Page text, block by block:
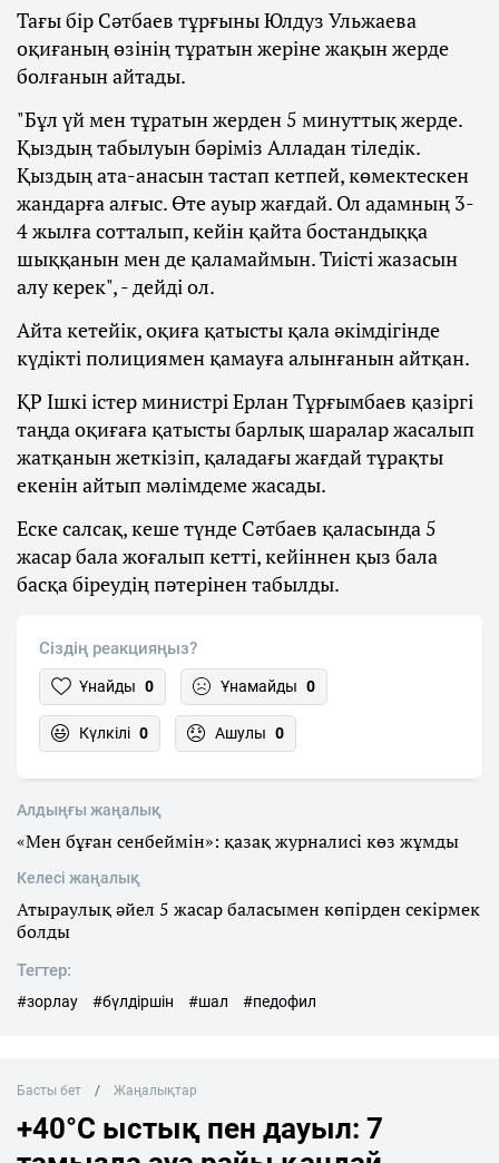
Тағы бір Сәтбаев тұрғыны Юлдуз Ульжаева
оқиғаның өзінің тұратын жеріне жақын жерде
болғанын айтады.
"Бұл үй мен тұратын жерден 5 минуттық жерде.
Қыздың табылуын бәріміз Алладан тіледік.
Қыздың ата-анасын тастап кетпей, көмектескен
жандарға алғыс. Өте ауыр жағдай. Ол адамның 3-
4 жылға сотталып, кейін қайта бостандыққа
шыққанын мен де қаламаймын. Тиісті жазасын
алу керек", - дейді ол.
Айта кетейік, оқиға қатысты қала әкімдігінде
күдікті полициямен қамауға алынғанын айтқан.
ҚР Ішкі істер министрі Ерлан Тұрғымбаев қазіргі
таңда оқиғаға қатысты барлық шаралар жасалып
жатқанын жеткізіп, қаладағы жағдай тұрақты
екенін айтып мәлімдеме жасады.
Еске салсақ, кеше түнде Сәтбаев қаласында 5
жасар бала жоғалып кетті, кейіннен қыз бала
басқа біреудің пәтерінен табылды.
Сіздің реакцияңыз?
Ұнайды 0 Ұнамайды 0
Күлкілі 0 Ашулы 0
Алдыңғы жаңалық
«Мен бұған сенбеймін»: қазақ журналисі көз жұмды
Келесі жаңалық
Атыраулық әйел 5 жасар баласымен көпірден секірмек
болды
Тегтер:
#зорлау #бүлдіршін #шал #педофил
Басты бет Жаңалықтар
+40°C ыстық пен дауыл: 7